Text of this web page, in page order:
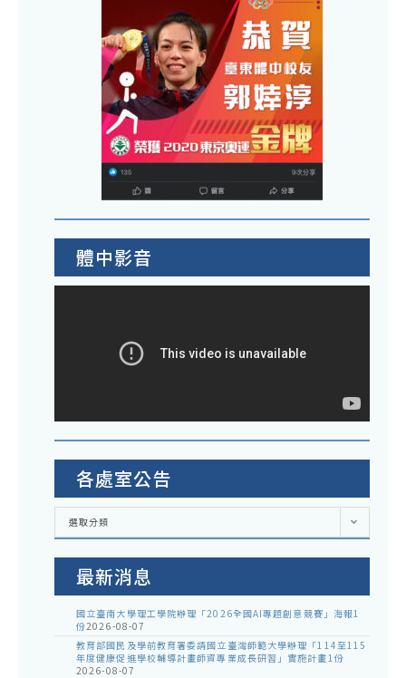
體中影音
各處室公告
各
室
選取分類
最新消息
國立臺南大學理工學院辦理「2026全國AI專題創意競賽」海報1
份2026-08-07
教育部國民及學前教育署委請國立臺灣師範大學辦理「114至115
年度健康促進學校輔導計畫師資專業成長研習」實施計畫1份
2026-08-07